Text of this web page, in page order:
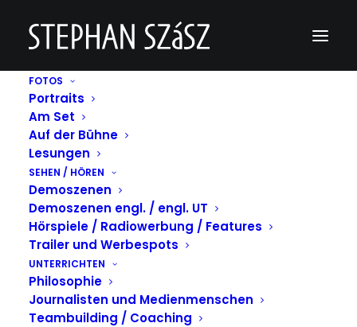
FOTOS
Portraits
Am Set
Auf der Bühne
Lesungen
SEHEN / HÖREN
Demoszenen
Demoszenen engl. / engl. UT
Hörspiele / Radiowerbung / Features
Trailer und Werbespots
UNTERRICHTEN
Philosophie
Journalisten und Medienmenschen
Teambuilding / Coaching
Lesungen
Lesungen (Auswahl)
2020
„Péter Esterházy Lesung“, im Collegium